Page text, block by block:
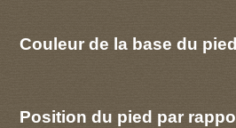
Couleur de la base du pied
Position du pied par